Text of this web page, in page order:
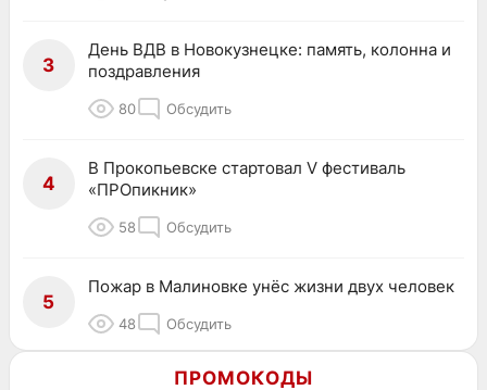
3
День ВДВ в Новокузнецке: память, колонна и
поздравления
80 Обсудить
4
В Прокопьевске стартовал V фестиваль
«ПРОпикник»
58 Обсудить
5
Пожар в Малиновке унёс жизни двух человек
48 Обсудить
ПРОМОКОДЫ